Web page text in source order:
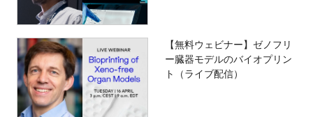
【無料ウェビナー】ゼノフリ
ー臓器モデルのバイオプリン
ト（ライブ配信）